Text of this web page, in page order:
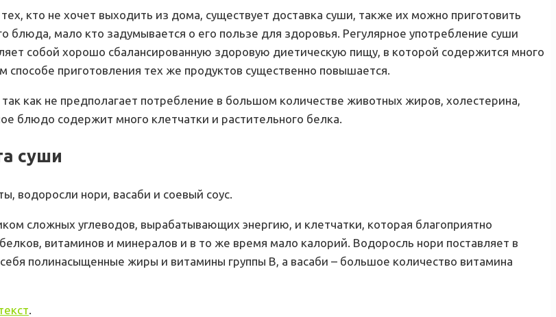
кто не хочет выходить из дома, существует доставка суши, также их можно приготовить
блюда, мало кто задумывается о его пользе для здоровья. Регулярное употребление суши
собой хорошо сбалансированную здоровую диетическую пищу, в которой содержится много
приготовления тех же продуктов существенно повышается.
так как не предполагает потребление в большом количестве животных жиров, холестерина,
блюдо содержит много клетчатки и растительного белка.
суши
водоросли нори, васаби и соевый соус.
сложных углеводов, вырабатывающих энергию, и клетчатки, которая благоприятно
витаминов и минералов и в то же время мало калорий. Водоросль нори поставляет в
полинасыщенные жиры и витамины группы В, а васаби – большое количество витамина